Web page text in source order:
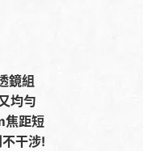
鏡組
均勻
焦距短
干涉!